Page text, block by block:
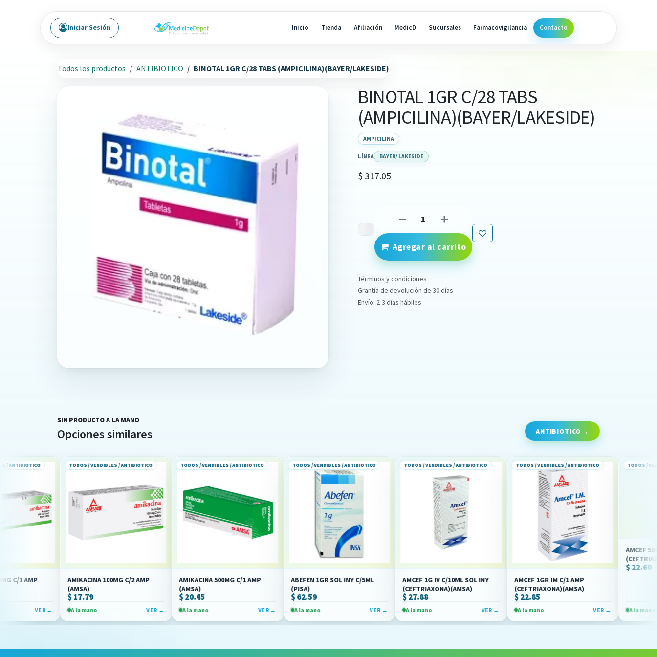
Inicio Tienda Afiliación MedicD Sucursales Farmacovigilancia Contacto
Iniciar Sesión
Todos los productos ANTIBIOTICO BINOTAL 1GR C/28 TABS (AMPICILINA)(BAYER/LAKESIDE)
BINOTAL 1GR C/28 TABS
(AMPICILINA)(BAYER/LAKESIDE)
AMPICILINA
LÍNEA BAYER/ LAKESIDE
$ 317.05
Agregar al carrito
Términos y condiciones
Grantía de devolución de 30 días
Envío: 2-3 días hábiles
SIN PRODUCTO A LA MANO
Opciones similares ANTIBIOTICO
TODOS / VENDIBLES / ANTIBIOTICO
AMIKACINA 100MG C/2 AMP
A la mano
TODOS / VENDIBLES / ANTIBIOTICO
AMIKACINA 500MG C/1 AMP
A la mano
TODOS / VENDIBLES / ANTIBIOTICO
ABEFEN 1GR SOL INY C/5ML
A la mano
TODOS / VENDIBLES / ANTIBIOTICO
AMCEF 1G IV C/10ML SOL INY
(CEFTRIAXONA)(AMSA)
A la mano
TODOS / VENDIBLES / ANTIBIOTICO
AMCEF 1GR IM C/1 AMP
(CEFTRIAXONA)(AMSA)
A la mano
TODOS / VENDIBLES /
AMCEF 500MG IM C/1
$ 22.60
A la mano